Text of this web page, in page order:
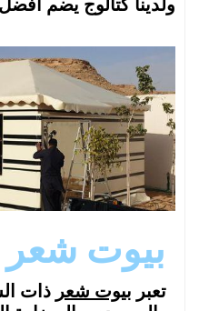
بيوت شعر
تعبر بيوت شعر ذات